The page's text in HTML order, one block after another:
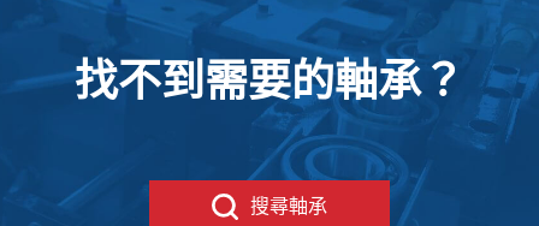
找不到需要的軸承？
搜尋軸承